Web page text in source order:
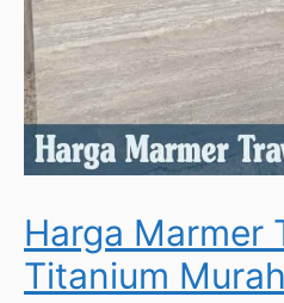
Harga Marmer
Titanium Murah